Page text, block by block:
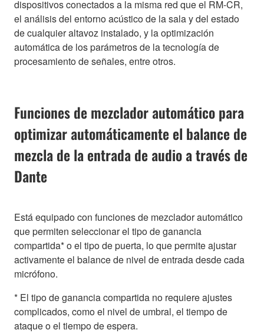
dispositivos conectados a la misma red que el RM-CR,
el análisis del entorno acústico de la sala y del estado
de cualquier altavoz instalado, y la optimización
automática de los parámetros de la tecnología de
procesamiento de señales, entre otros.
Funciones de mezclador automático para
optimizar automáticamente el balance de
mezcla de la entrada de audio a través de
Dante
Está equipado con funciones de mezclador automático
que permiten seleccionar el tipo de ganancia
compartida* o el tipo de puerta, lo que permite ajustar
activamente el balance de nivel de entrada desde cada
micrófono.
* El tipo de ganancia compartida no requiere ajustes
complicados, como el nivel de umbral, el tiempo de
ataque o el tiempo de espera.